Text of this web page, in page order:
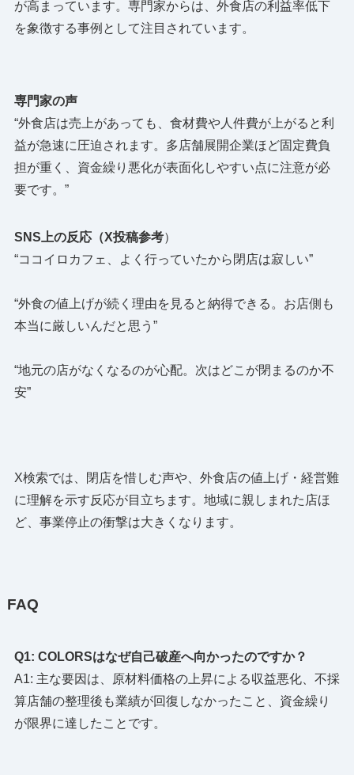
が高まっています。専門家からは、外食店の利益率低下
を象徴する事例として注目されています。
専門家の声
“外食店は売上があっても、食材費や人件費が上がると利
益が急速に圧迫されます。多店舗展開企業ほど固定費負
担が重く、資金繰り悪化が表面化しやすい点に注意が必
要です。”
SNS上の反応（X投稿参考）
“ココイロカフェ、よく行っていたから閉店は寂しい”
“外食の値上げが続く理由を見ると納得できる。お店側も
本当に厳しいんだと思う”
“地元の店がなくなるのが心配。次はどこが閉まるのか不
安”
X検索では、閉店を惜しむ声や、外食店の値上げ・経営難
に理解を示す反応が目立ちます。地域に親しまれた店ほ
ど、事業停止の衝撃は大きくなります。
FAQ
Q1: COLORSはなぜ自己破産へ向かったのですか？
A1: 主な要因は、原材料価格の上昇による収益悪化、不採
算店舗の整理後も業績が回復しなかったこと、資金繰り
が限界に達したことです。